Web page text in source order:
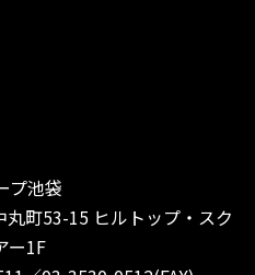
プ池袋
町53-15 ヒルトップ・スク
ー1F